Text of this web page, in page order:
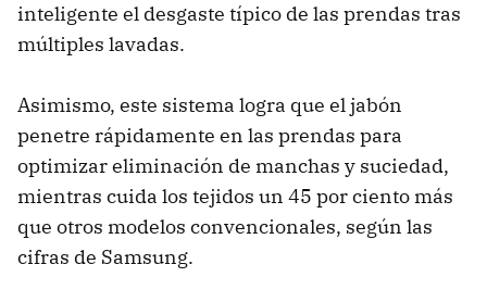
inteligente el desgaste típico de las prendas tras
múltiples lavadas.
Asimismo, este sistema logra que el jabón
penetre rápidamente en las prendas para
optimizar eliminación de manchas y suciedad,
mientras cuida los tejidos un 45 por ciento más
que otros modelos convencionales, según las
cifras de Samsung.